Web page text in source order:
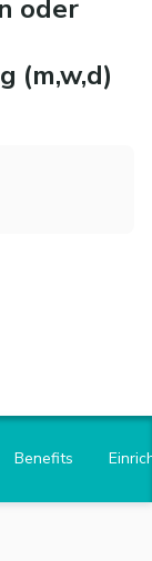
oder
(m,w,d)
Benefits